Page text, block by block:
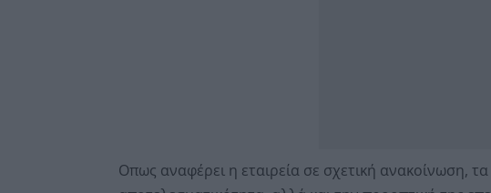
Οπως αναφέρει η εταιρεία σε σχετική ανακοίνωση,